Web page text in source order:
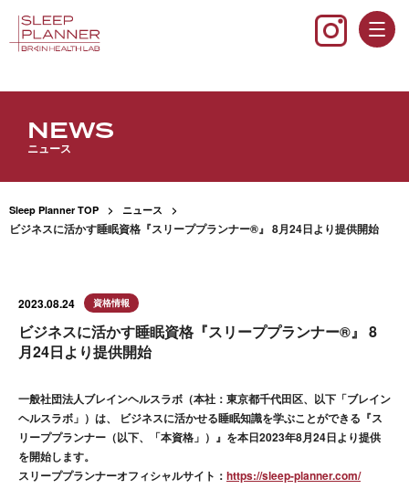
NEWS
ニュース
Sleep Planner TOP ニュース
ビジネスに活かす睡眠資格『スリーププランナー®』 8月24日より提供開始
2023.08.24 資格情報
ビジネスに活かす睡眠資格『スリーププランナー®』 8
月24日より提供開始
一般社団法人ブレインヘルスラボ（本社：東京都千代田区、以下「ブレイン
ヘルスラボ」）は、 ビジネスに活かせる睡眠知識を学ぶことができる『ス
リーププランナー（以下、「本資格」）』を本日2023年8月24日より提供
を開始します。
スリーププランナーオフィシャルサイト： https://sleep-planner.com/